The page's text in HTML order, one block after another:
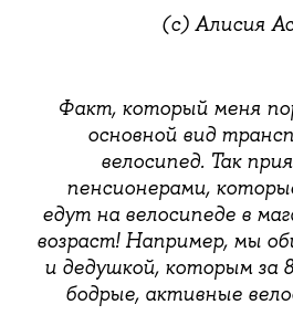
(с) Алисия
Факт, который меня
основной вид
велосипед. Так
пенсионерами,
едут на велосипеде в
возраст! Например, мы
и дедушкой, которым за
бодрые, активные